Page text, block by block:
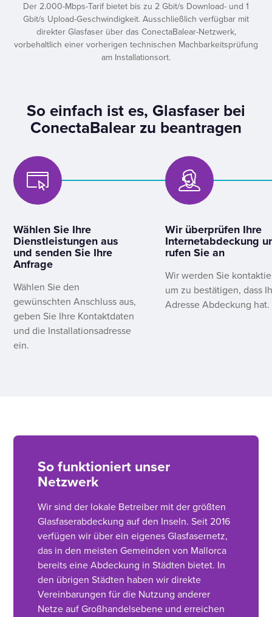
Der 2.000-Mbps-Tarif bietet bis zu 2 Gbit/s Download- und 1
Gbit/s Upload-Geschwindigkeit. Ausschließlich verfügbar mit
direkter Glasfaser über das ConectaBalear-Netzwerk,
vorbehaltlich einer vorherigen technischen Machbarkeitsprüfung
am Installationsort.
So einfach ist es, Glasfaser bei
ConectaBalear zu beantragen
Wählen Sie Ihre
Dienstleistungen aus
und senden Sie Ihre
Anfrage
Wählen Sie den
gewünschten Anschluss aus,
geben Sie Ihre Kontaktdaten
und die Installationsadresse
ein.
Wir überprüfen Ihre
Internetabdeckung
rufen Sie an
Wir werden Sie
um zu bestätigen, dass
Adresse Abdeckung hat.
So funktioniert unser
Netzwerk
Wir sind der lokale Betreiber mit der größten
Glasfaserabdeckung auf den Inseln. Seit 2016
verfügen wir über ein eigenes Glasfasernetz,
das in den meisten Gemeinden von Mallorca
bereits eine Abdeckung in Städten bietet. In
den übrigen Städten haben wir direkte
Vereinbarungen für die Nutzung anderer
Netze auf Großhandelsebene und erreichen